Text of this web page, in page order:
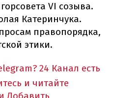
VI созыва.
Катеринчука.
правопорядка,
этики.
24 Канал есть
и читайте